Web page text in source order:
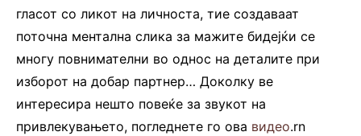
гласот со ликот на личноста, тие создаваат
поточна ментална слика за мажите бидејќи се
многу повнимателни во однос на деталите при
изборот на добар партнер… Доколку ве
интересира нешто повеќе за звукот на
привлекувањето, погледнете го ова видео.rn